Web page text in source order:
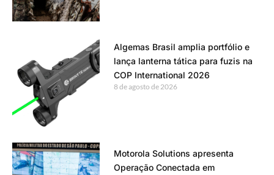
Algemas Brasil amplia portfólio e
lança lanterna tática para fuzis na
COP International 2026
8 de agosto de 2026
Motorola Solutions apresenta
Operação Conectada em